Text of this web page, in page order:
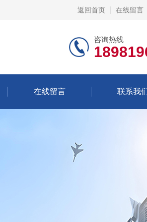
返回首页 在线留言
咨询热线
在线留言 联系我